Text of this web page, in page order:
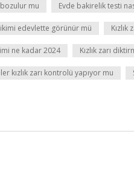
bozulur mu Evde bakirelik testi
edevlette görünür mü
ne kadar 2024 Kızlık zarı
kızlık zarı kontrolü yapıyor mu